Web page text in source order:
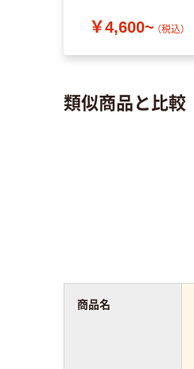
￥4,600~ （税込）
類似商品と比較
商品名